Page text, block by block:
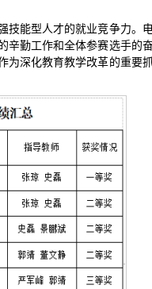
能型人才的就业竞争力。
勤工作和全体参赛选手的
深化教育教学改革的重要